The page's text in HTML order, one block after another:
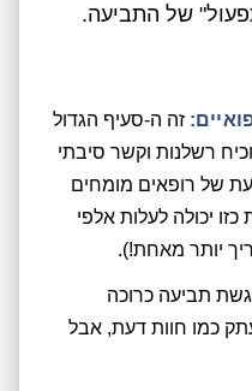
של התביעה.
זה ה-סעיף הגדול
רשלנות וקשר סיבתי
של רופאים מומחים
יכולה לעלות אלפי
יותר מאחת!).
תביעה כרוכה
כמו חוות דעת, אבל